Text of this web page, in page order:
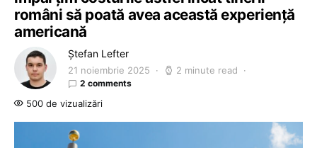
români să poată avea această experiență
americană
Ștefan Lefter
21 noiembrie 2025 2 minute read
2 comments
500 de vizualizări